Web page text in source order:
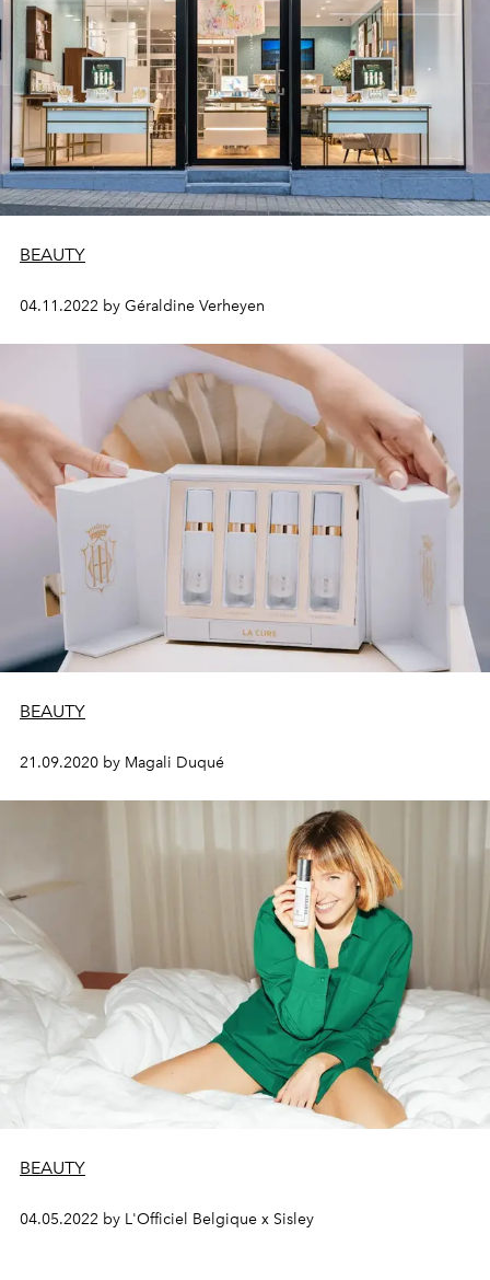
BEAUTY
04.11.2022 by Géraldine Verheyen
BEAUTY
21.09.2020 by Magali Duqué
BEAUTY
04.05.2022 by L'Officiel Belgique x Sisley